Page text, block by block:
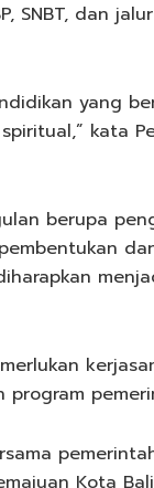
SNBT, dan
yang
kata
berupa
program
Kota